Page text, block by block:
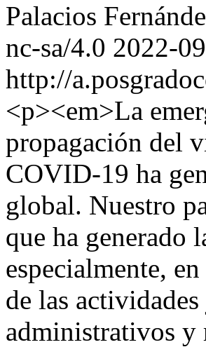
Palacios
nc-sa/4.0 2022-
http://
<p><em>La
propagación del
COVID-19 ha
global. Nuestro
que ha generado
especialmente,
de las
administrativos y